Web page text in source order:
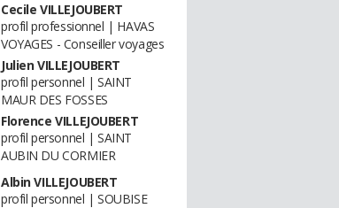
Cecile VILLEJOUBERT
profil professionnel | HAVAS
VOYAGES - Conseiller voyages
Julien VILLEJOUBERT
profil personnel | SAINT
MAUR DES FOSSES
Florence VILLEJOUBERT
profil personnel | SAINT
AUBIN DU CORMIER
Albin VILLEJOUBERT
profil personnel | SOUBISE